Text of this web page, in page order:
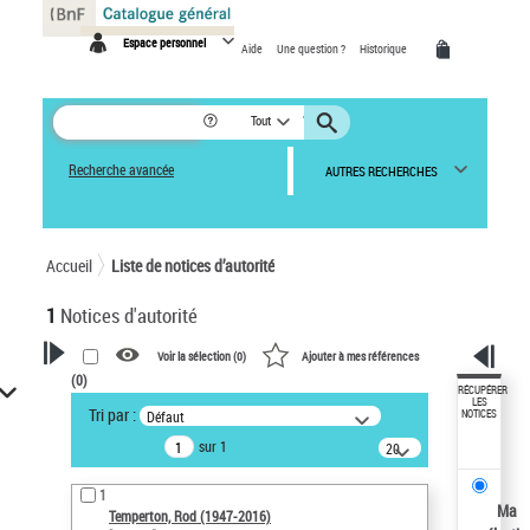
Espace personnel Aide Une question ? Historique
Tout
Recherche avancée AUTRES RECHERCHES
Accueil Liste de notices d’autorité
1 Notices d'autorité
VOTRE RECHERCHE
Recherche avancée dans les
notices d’autorité
Œuvres liées à l'auteur :
Temperton, Rod (1947-2016)
Voir la sélection (0) Ajouter à mes références
(0)
Tri par : Défaut
sur 1
20
résultats/page
1
Temperton, Rod (1947-2016)
RÉCUPÉRER
LES
NOTICES
Ma
Panneau de gestion des cookies